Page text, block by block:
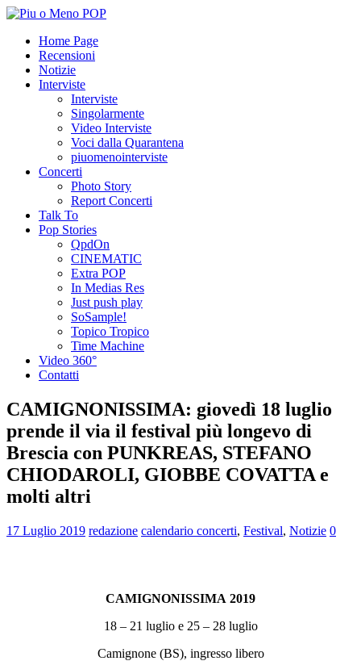
Home Page
Recensioni
Notizie
Interviste
Interviste
Singolarmente
Video Interviste
Voci dalla Quarantena
piuomenointerviste
Concerti
Photo Story
Report Concerti
Talk To
Pop Stories
QpdOn
CINEMATIC
Extra POP
In Medias Res
Just push play
SoSample!
Topico Tropico
Time Machine
Video 360°
Contatti
CAMIGNONISSIMA: giovedì 18 luglio
prende il via il festival più longevo di
Brescia con PUNKREAS, STEFANO
CHIODAROLI, GIOBBE COVATTA e
molti altri
17 Luglio 2019 redazione calendario concerti, Festival, Notizie 0
CAMIGNONISSIMA 2019
18 – 21 luglio e 25 – 28 luglio
Camignone (BS), ingresso libero